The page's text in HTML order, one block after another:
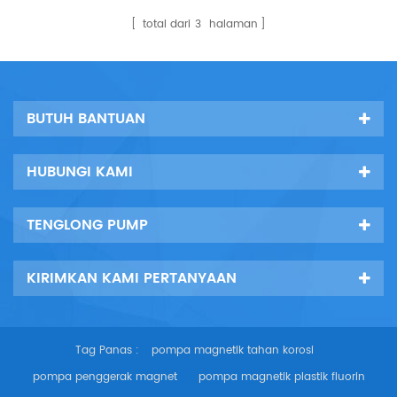
vietnam melalui laut,
motor menggunakan cat
total dari 3 halaman
BUTUH BANTUAN
HUBUNGI KAMI
TENGLONG PUMP
KIRIMKAN KAMI PERTANYAAN
Tag Panas :
pompa magnetik tahan korosi
pompa penggerak magnet
pompa magnetik plastik fluorin